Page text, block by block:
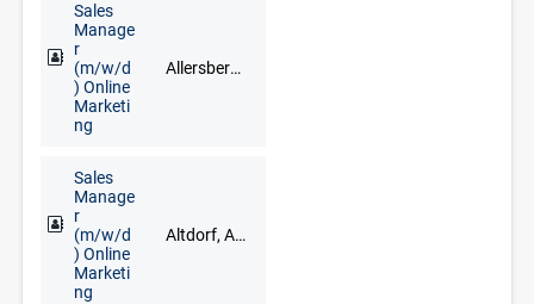
Sales
Manage
r
(m/w/d
) Online
Marketi
ng
Allersberg, Greding, Ingolstadt, Neumarkt in der Oberpfalz, Nürnberg, Roth
Sales
Manage
r
(m/w/d
) Online
Marketi
ng
Altdorf, Ansbach, Bad Windsheim, Erlangen, Fürth, Neustadt an der Aisch, Nürnberg, Treuchtlingen, Uffenheim